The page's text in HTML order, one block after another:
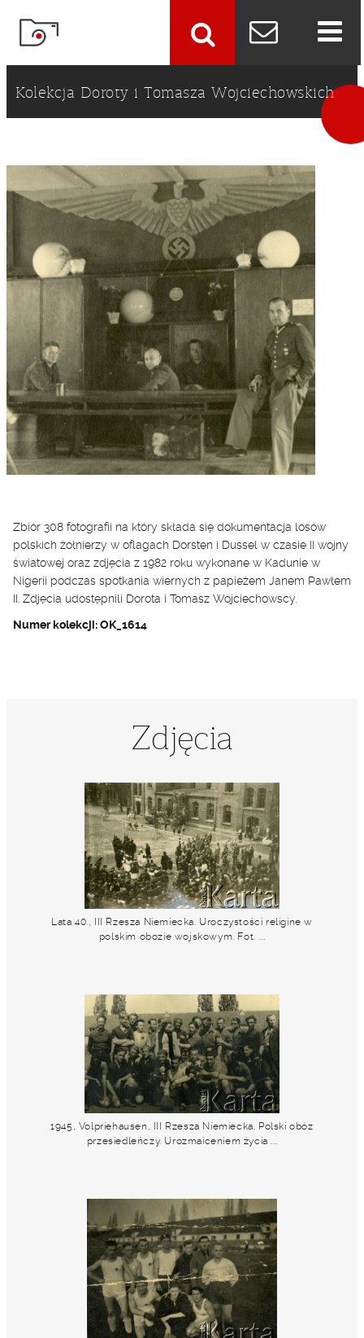
Kolekcja Doroty i Tomasza Wojciechowskich
Zbiór 308 fotografii na który składa się dokumentacja losów
polskich żołnierzy w oflagach Dorsten i Dussel w czasie II wojny
światowej oraz zdjęcia z 1982 roku wykonane w Kadunie w
Nigerii podczas spotkania wiernych z papieżem Janem Pawłem
II. Zdjęcia udostępnili Dorota i Tomasz Wojciechowscy.
Numer kolekcji: OK_1614
Zdjęcia
Lata 40., III Rzesza Niemiecka. Uroczystości religine w
polskim obozie wojskowym. Fot. ...
1945, Volpriehausen, III Rzesza Niemiecka. Polski obóz
przesiedleńczy. Urozmaiceniem życia ...